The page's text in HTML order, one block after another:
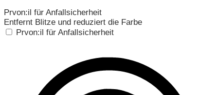
Prvon:il für Anfallsicherheit
Entfernt Blitze und reduziert die Farbe
Prvon:il für Anfallsicherheit